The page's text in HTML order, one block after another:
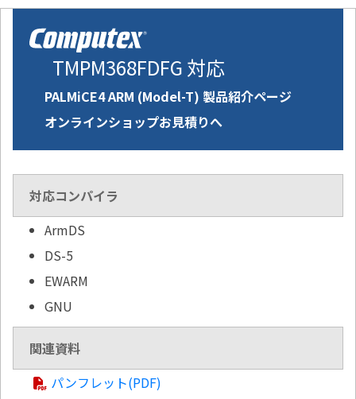
TMPM368FDFG 対応
PALMiCE4 ARM (Model-T) 製品紹介ページ
オンラインショップお見積りへ
対応コンパイラ
ArmDS
DS-5
EWARM
GNU
関連資料
パンフレット(PDF)